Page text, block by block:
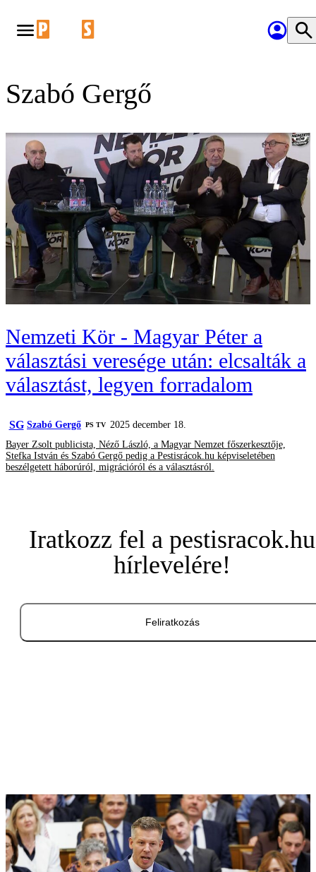
Szabó Gergő
Nemzeti Kör - Magyar Péter a
választási veresége után: elcsalták a
választást, legyen forradalom
SG Szabó Gergő PS TV 2025 december 18.
Bayer Zsolt publicista, Néző László, a Magyar Nemzet főszerkesztője,
Stefka István és Szabó Gergő pedig a Pestisrácok.hu képviseletében
beszélgetett háborúról, migrációról és a választásról.
Iratkozz fel a pestisracok.hu
hírlevelére!
Feliratkozás